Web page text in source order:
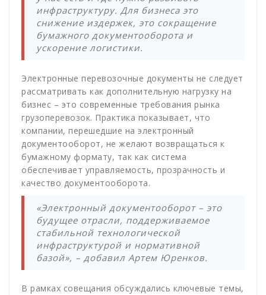
инфраструктуру. Для бизнеса это
снижение издержек, это сокращение
бумажного документооборота и
ускорение логистики.
Электронные перевозочные документы не следует
рассматривать как дополнительную нагрузку на
бизнес – это современные требования рынка
грузоперевозок. Практика показывает, что
компании, перешедшие на электронный
документооборот, не желают возвращаться к
бумажному формату, так как система
обеспечивает управляемость, прозрачность и
качество документооборота.
«Электронный документооборот – это
будущее отрасли, поддерживаемое
стабильной технологической
инфраструктурой и нормативной
базой», – добавил Артем Юренков.
В рамках совещания обсуждались ключевые темы,